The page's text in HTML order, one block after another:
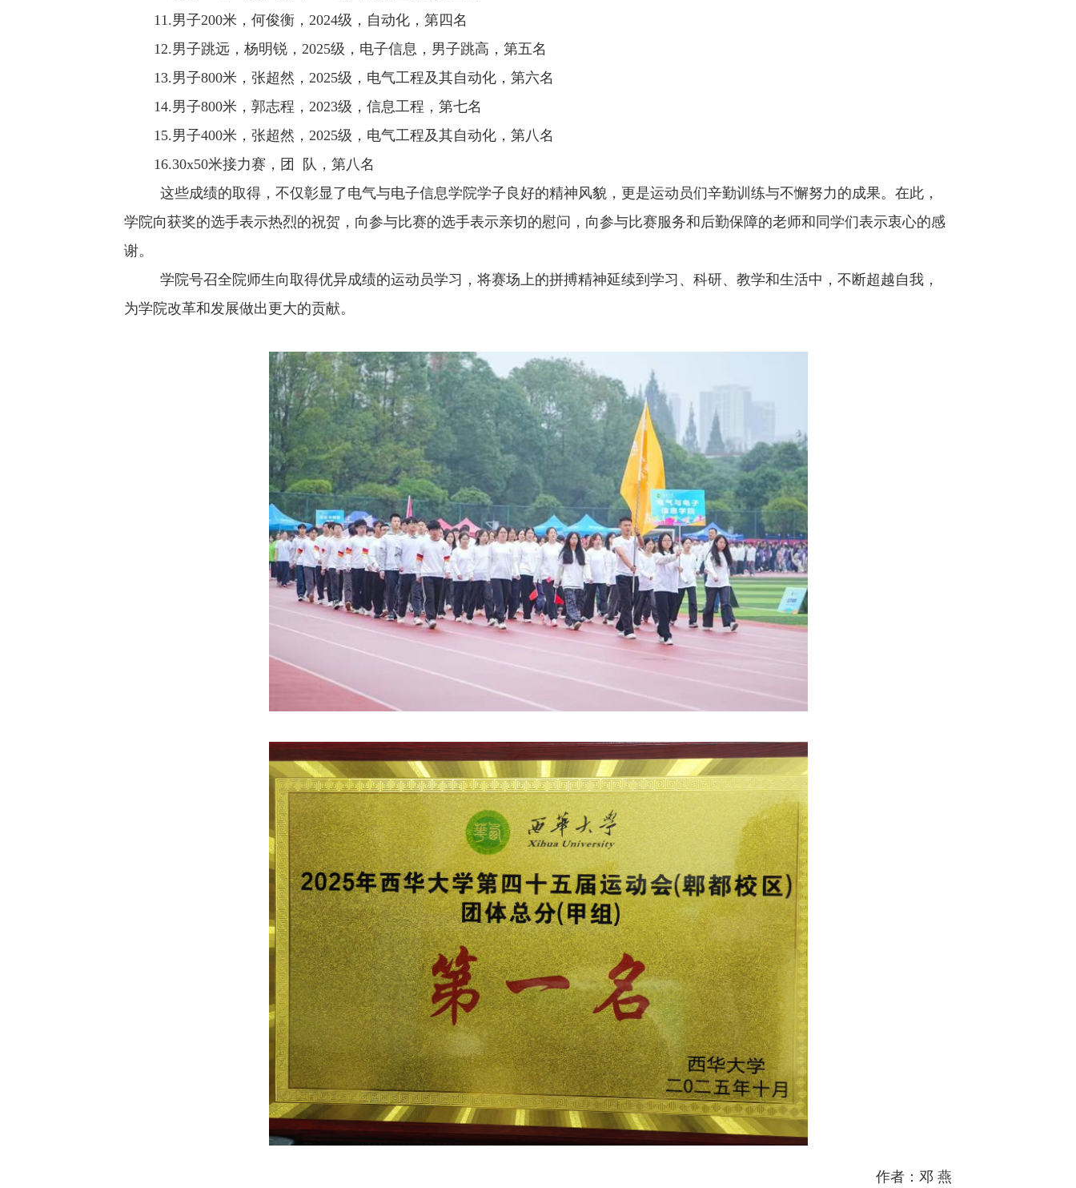
11.男子200米，何俊衡， 2024级，自动化，第四名
12.男子跳远，杨明锐， 2025级，电子信息，男子跳高，第五名
13.男子800米，张超然， 2025级，电气工程及其自动化，第六名
14.男子800米，郭志程， 2023级，信息工程，第七名
15.男子400米，张超然， 2025级，电气工程及其自动化，第八名
16.30x50米接力赛，团 队，第八名
这些成绩的取得，不仅彰显了电气与电子信息学院学子良好的精神风貌，更是运动员们辛勤训练与不懈努力的成果。在此，
学院向获奖的选手表示热烈的祝贺，向参与比赛的选手表示亲切的慰问，向参与比赛服务和后勤保障的老师和同学们表示衷心的感
谢。
学院号召全院师生向取得优异成绩的运动员学习，将赛场上的拼搏精神延续到学习、科研、教学和生活中，不断超越自我，
为学院改革和发展做出更大的贡献。
作者：邓 燕